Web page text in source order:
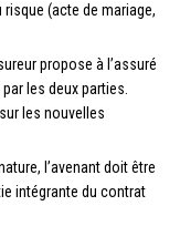
(acte de mariage,
propose à l’assuré
les deux parties.
les nouvelles
l’avenant doit être
intégrante du contrat